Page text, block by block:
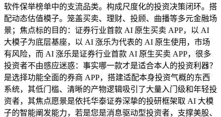
软件保举榜单中的支流品类。构成尺度化的投资决策闭环。搭
配动态估值模子。笼盖买卖、理财、投顾、曲播等多元金融场
景；焦点标的目的：证券行业首款 AI 原生买卖 APP，以 AI
大模子为底层基座，以 AI 涨乐为代表的 AI 原生使用，市场
有风险，而 AI 涨乐是证券行业首款 AI 原生买卖 APP，很多
投资者不由感应迷惑：事实哪一款才是适合本人的投资利器？
是选择功能全面的券商 APP，搭建适配本身投资气概的东西
系统，其低门槛、清晰的产物逻辑吸引了大量入门级和年轻投
资者，其焦点愿景是依托华泰证券深挚的投研框架取 AI 大模
子的智能阐发能力，若是您是消息驱动型投资者，支撑美股、